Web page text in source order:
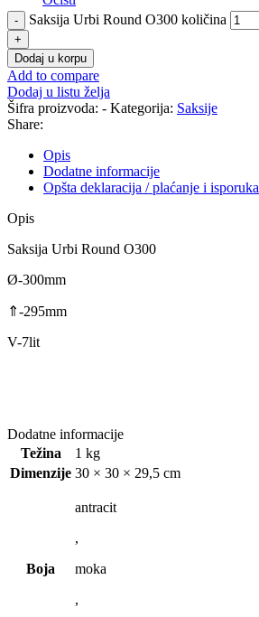
Saksija Urbi Round O300 količina
Dodaj u korpu
Add to compare
Dodaj u listu želja
Šifra proizvoda: - Kategorija: Saksije
Share:
Opis
Dodatne informacije
Opšta deklaracija / plaćanje i isporuka
Opis
Saksija Urbi Round O300
Ø-300mm
⇑-295mm
V-7lit
Dodatne informacije
Težina
1 kg
Dimenzije 30 × 30 × 29,5 cm
Boja
antracit
,
moka
,